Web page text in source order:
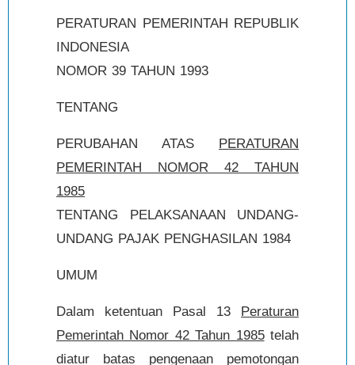
PERATURAN PEMERINTAH REPUBLIK
INDONESIA
NOMOR 39 TAHUN 1993
TENTANG
PERUBAHAN ATAS PERATURAN
PEMERINTAH NOMOR 42 TAHUN
1985
TENTANG PELAKSANAAN UNDANG-
UNDANG PAJAK PENGHASILAN 1984
UMUM
Dalam ketentuan Pasal 13 Peraturan
Pemerintah Nomor 42 Tahun 1985telah
diatur batas pengenaan pemotongan